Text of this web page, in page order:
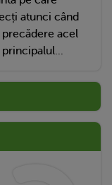
atunci când
acel